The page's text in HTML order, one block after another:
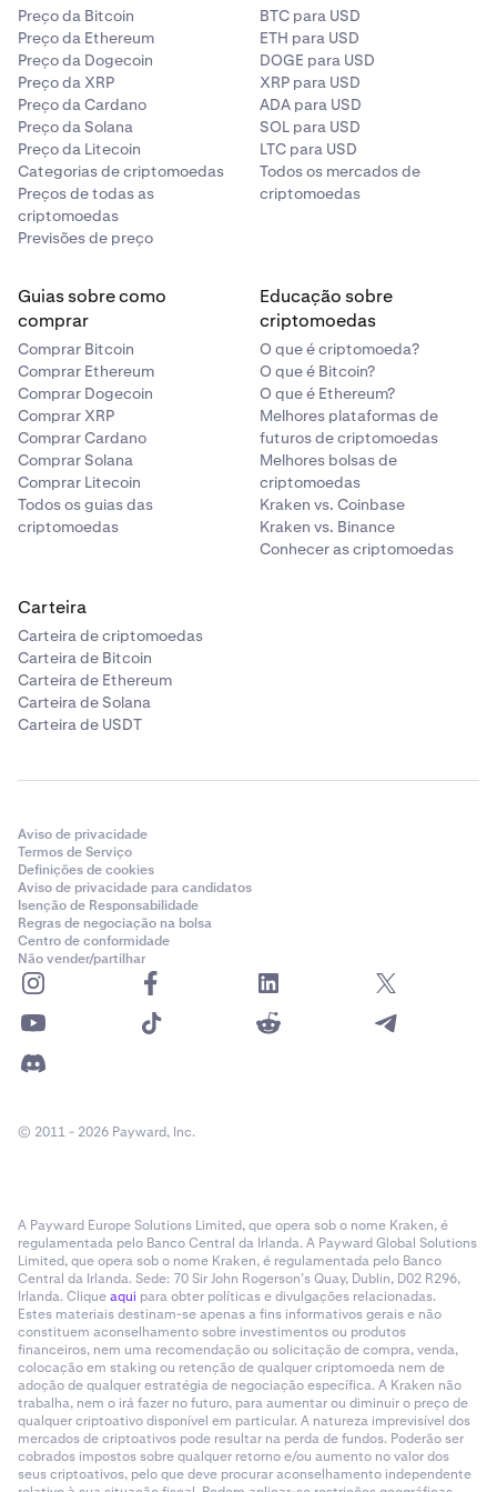
Preço da Bitcoin
Preço da Ethereum
Preço da Dogecoin
Preço da XRP
Preço da Cardano
Preço da Solana
Preço da Litecoin
Categorias de criptomoedas
Preços de todas as
criptomoedas
Previsões de preço
BTC para USD
ETH para USD
DOGE para USD
XRP para USD
ADA para USD
SOL para USD
LTC para USD
Todos os mercados de
criptomoedas
Guias sobre como
comprar
Comprar Bitcoin
Comprar Ethereum
Comprar Dogecoin
Comprar XRP
Comprar Cardano
Comprar Solana
Comprar Litecoin
Todos os guias das
criptomoedas
Educação sobre
criptomoedas
O que é criptomoeda?
O que é Bitcoin?
O que é Ethereum?
Melhores plataformas de
futuros de criptomoedas
Melhores bolsas de
criptomoedas
Kraken vs. Coinbase
Kraken vs. Binance
Conhecer as criptomoedas
Carteira
Carteira de criptomoedas
Carteira de Bitcoin
Carteira de Ethereum
Carteira de Solana
Carteira de USDT
Aviso de privacidade
Termos de Serviço
Definições de cookies
Aviso de privacidade para candidatos
Isenção de Responsabilidade
Regras de negociação na bolsa
Centro de conformidade
Não vender/partilhar
© 2011 - 2026 Payward, Inc.
A Payward Europe Solutions Limited, que opera sob o nome Kraken, é
regulamentada pelo Banco Central da Irlanda. A Payward Global Solutions
Limited, que opera sob o nome Kraken, é regulamentada pelo Banco
Central da Irlanda. Sede: 70 Sir John Rogerson’s Quay, Dublin, D02 R296,
Irlanda. Cliqueaqui para obter políticas e divulgações relacionadas.
Estes materiais destinam-se apenas a fins informativos gerais e não
constituem aconselhamento sobre investimentos ou produtos
financeiros, nem uma recomendação ou solicitação de compra, venda,
colocação em staking ou retenção de qualquer criptomoeda nem de
adoção de qualquer estratégia de negociação específica. A Kraken não
trabalha, nem o irá fazer no futuro, para aumentar ou diminuir o preço de
qualquer criptoativo disponível em particular. A natureza imprevisível dos
mercados de criptoativos pode resultar na perda de fundos. Poderão ser
cobrados impostos sobre qualquer retorno e/ou aumento no valor dos
seus criptoativos, pelo que deve procurar aconselhamento independente